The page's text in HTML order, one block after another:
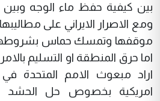
بين كيفية حفظ ماء الوجه وبين
ومع الاصرار الايراني على
موقفها وتمسك حماس بشروطها
اما حرق المنطقة او التسليم
اراد مبعوث الامم المتحدة
امريكية بخصوص حل الحشد